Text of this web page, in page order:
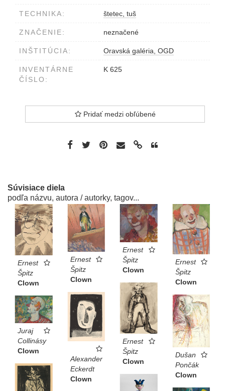
TECHNIKA: štetec, tuš
ZNAČENIE: neznačené
INŠTITÚCIA: Oravská galéria, OGD
INVENTÁRNE
ČÍSLO:
K 625
Pridať medzi obľúbené
Súvisiace diela
podľa názvu, autora / autorky, tagov...
Ernest
Špitz
Clown
Ernest
Špitz
Clown
Ernest
Špitz
Clown
Ernest
Špitz
Clown
Ernest
Špitz
Clown
Alexander
Eckerdt
Clown
Dušan
Pončák
Clown
Juraj
Collinásy
Clown